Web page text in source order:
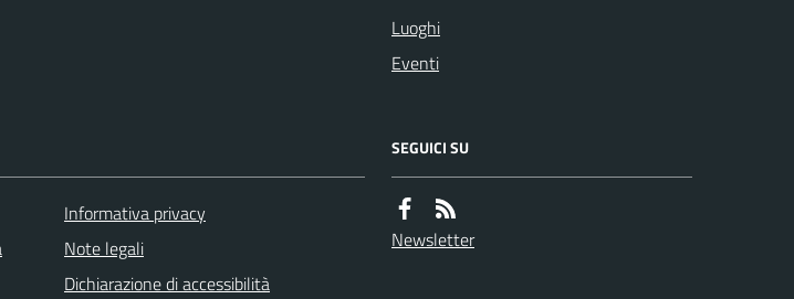
Luoghi
Eventi
Informativa privacy
Note legali
Dichiarazione di accessibilità
SEGUICI SU
Newsletter